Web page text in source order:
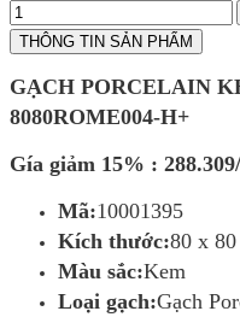
THÔNG TIN SẢN PHẨM
GẠCH PORCELAIN
8080ROME004-H+
Gía giảm 15% :
Mã:10001395
Kích thước:80 x 80
Màu sắc:Kem
Loại gạch:Gạch